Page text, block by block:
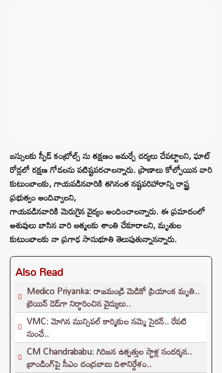
బస్సులకు స్పీడ్ కంట్రోల్స్ ను తక్షణం అమర్చే చర్యలు చేపట్టాలని, ఘాట్
రోడ్లలో రక్షణ గోడలను పటిష్టపరచాలన్నారు. ప్రాణాలు కోల్పోయిన వారి
కుటుంబాలకు, గాయపడినవారికి తగినంత నష్టపరిహారాన్ని రాష్ట్ర
ప్రభుత్వం అందివ్వాలని,
గాయపడినవారికి మెరుగైన వైద్యం అందించాలన్నారు. ఈ ప్రమాదంలో
అశువులు బాసిన వారి ఆత్మలకు శాంతి చేకూరాలని, మృతుల
కుటుంబాలకు నా ప్రగాఢ సానుభూతి తెలుపుతున్నానన్నారు.
Also Read
Medico Priyanka: రాజమండ్రి మెడికో ప్రియాంక మృతి..
బ్రెయిన్ డెడ్‌గా నిర్ధారించిన వైద్యులు..
VMC: మోగిన మున్సిపల్ కార్మికుల సమ్మె సైరన్.. రేపటి
నుంచే..
CM Chandrababu: గిరిజన ఉత్పత్తుల స్టాళ్ల సందర్శన..
బ్రాండింగ్‌పై సీఎం చంద్రబాబు దిశానిర్దేశం..